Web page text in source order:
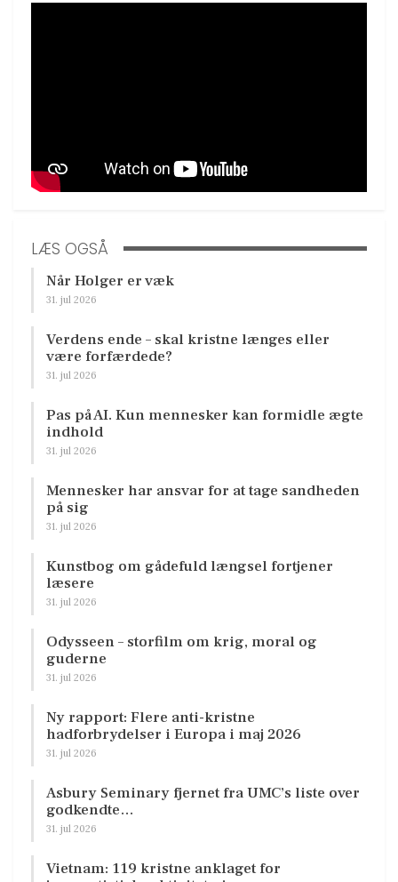
LÆS OGSÅ
Når Holger er væk
31. jul 2026
Verdens ende – skal kristne længes eller
være forfærdede?
31. jul 2026
Pas på AI. Kun mennesker kan formidle ægte
indhold
31. jul 2026
Mennesker har ansvar for at tage sandheden
på sig
31. jul 2026
Kunstbog om gådefuld længsel fortjener
læsere
31. jul 2026
Odysseen – storfilm om krig, moral og
guderne
31. jul 2026
Ny rapport: Flere anti-kristne
hadforbrydelser i Europa i maj 2026
31. jul 2026
Asbury Seminary fjernet fra UMC’s liste over
godkendte…
31. jul 2026
Vietnam: 119 kristne anklaget for